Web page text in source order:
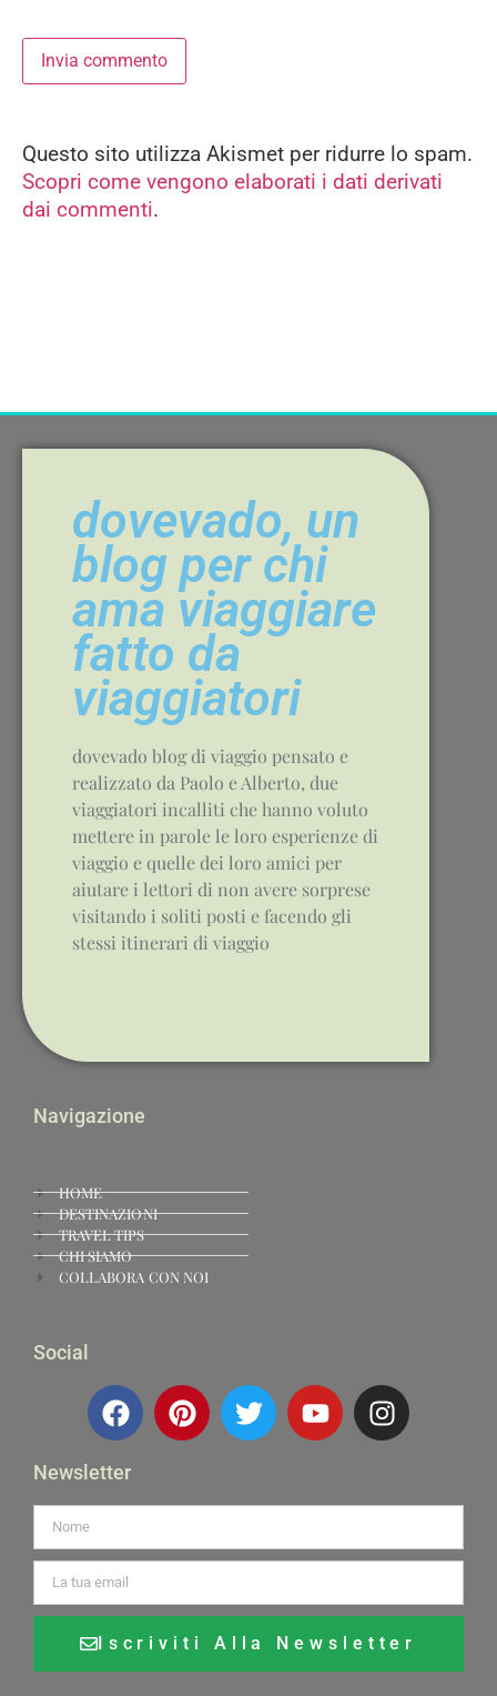
Alternative:
Questo sito utilizza Akismet per ridurre lo spam.
Scopri come vengono elaborati i dati derivati
dai commenti.
dovevado, un
blog per chi
ama viaggiare
fatto da
viaggiatori
dovevado blog di viaggio pensato e
realizzato da Paolo e Alberto, due
viaggiatori incalliti che hanno voluto
mettere in parole le loro esperienze di
viaggio e quelle dei loro amici per
aiutare i lettori di non avere sorprese
visitando i soliti posti e facendo gli
stessi itinerari di viaggio
Navigazione
HOME
DESTINAZIONI
TRAVEL TIPS
CHI SIAMO
COLLABORA CON NOI
Social
Newsletter
Iscriviti Alla Newsletter